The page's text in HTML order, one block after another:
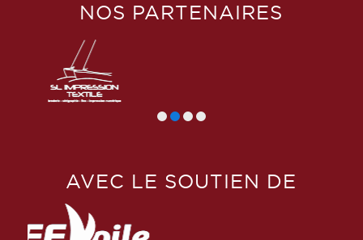
NOS PARTENAIRES
AVEC LE SOUTIEN DE